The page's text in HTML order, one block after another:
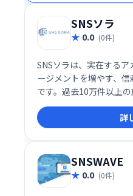
SNSソラ
0.0 (0件)
SNSソラは、実在する
ージメントを増やす、
です。過去10万件以上
達成しており、安心し
詳
SNSWAVE
0.0 (0件)